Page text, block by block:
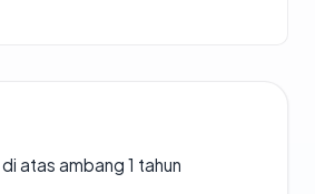
atas ambang 1 tahun